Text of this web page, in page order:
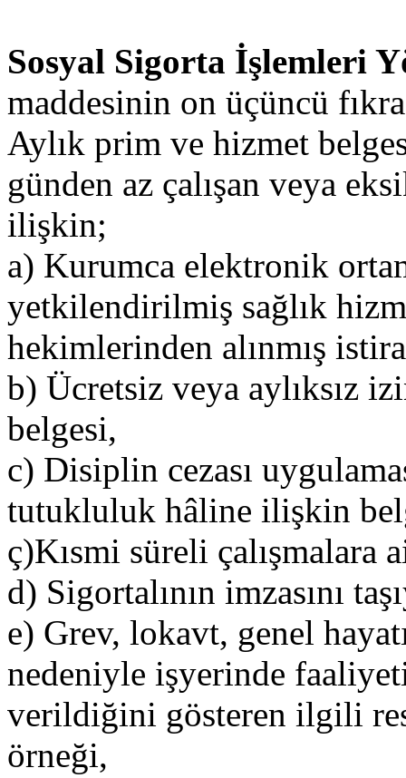
Sosyal Sigorta İşlemleri
maddesinin on üçüncü
Aylık prim ve hizmet
günden az çalışan veya
ilişkin;
a) Kurumca elektronik
yetkilendirilmiş sağlık
hekimlerinden alınmış
b) Ücretsiz veya aylıksız
belgesi,
c) Disiplin cezası
tutukluluk hâline ilişkin
ç)Kısmi süreli çalışmalara
d) Sigortalının imzasını
e) Grev, lokavt, genel
nedeniyle işyerinde
verildiğini gösteren ilgili
örneği,